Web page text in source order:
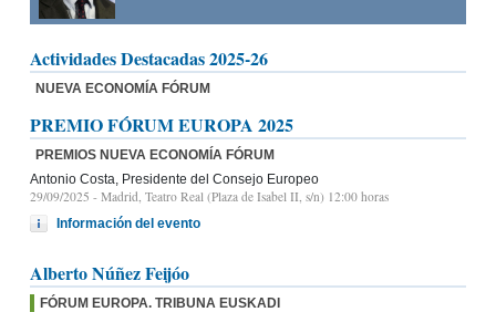
Actividades Destacadas 2025-26
NUEVA ECONOMÍA FÓRUM
PREMIO FÓRUM EUROPA 2025
PREMIOS NUEVA ECONOMÍA FÓRUM
Antonio Costa, Presidente del Consejo Europeo
29/09/2025 - Madrid, Teatro Real (Plaza de Isabel II, s/n) 12:00 horas
Información del evento
Alberto Núñez Feijóo
FÓRUM EUROPA. TRIBUNA EUSKADI